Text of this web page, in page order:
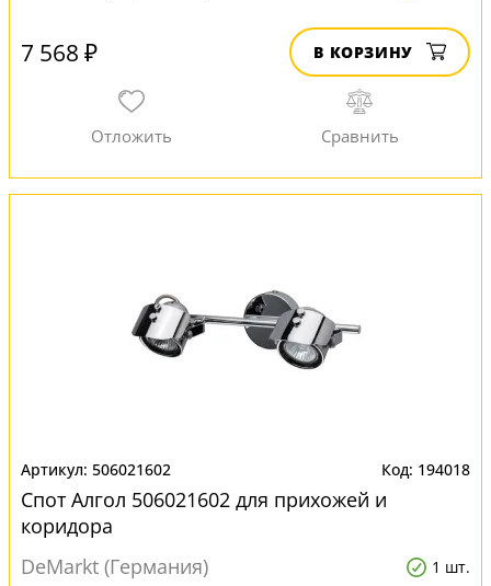
7 568 ₽ В КОРЗИНУ
506021602 194018
Спот Алгол 506021602 для прихожей и
коридора
DeMarkt (Германия)
1 шт.